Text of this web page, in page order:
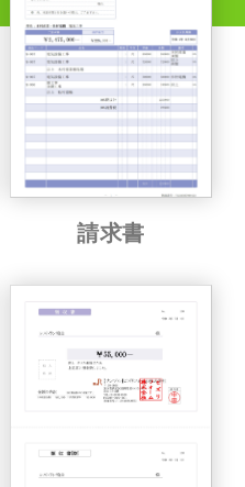
請求書